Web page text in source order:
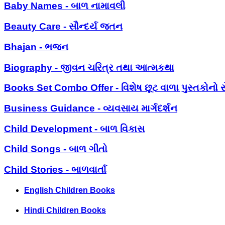
Baby Names - બાળ નામાવલી
Beauty Care - સૌન્દર્ય જતન
Bhajan - ભજન
Biography - જીવન ચરિત્ર તથા આત્મકથા
Books Set Combo Offer - વિશેષ છૂટ વાળા પુસ્તકોનો
Business Guidance - વ્યવસાય માર્ગદર્શન
Child Development - બાળ વિકાસ
Child Songs - બાળ ગીતો
Child Stories - બાળવાર્તા
English Children Books
Hindi Children Books